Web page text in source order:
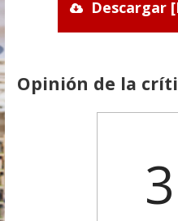
Descargar
Opinión de la